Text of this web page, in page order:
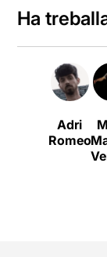
Ha
Adri
Romeo